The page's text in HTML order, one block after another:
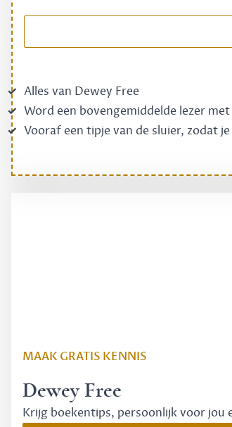
Alles van Dewey Free
Word een bovengemiddelde lezer
Vooraf een tipje van de sluier, zodat
MAAK GRATIS KENNIS
Dewey Free
Krijg boekentips, persoonlijk voor jou